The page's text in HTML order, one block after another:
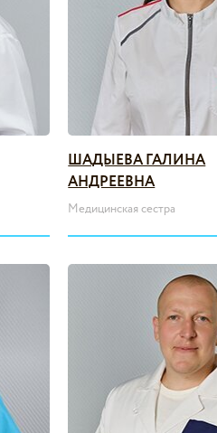
ШАДЫЕВА ГАЛИНА
АНДРЕЕВНА
Медицинская сестра